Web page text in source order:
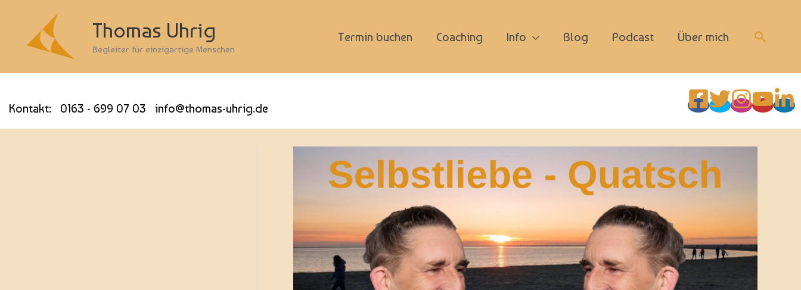
Thomas Uhrig
Begleiter für einzigartige Menschen
Termin buchen Coaching Info Blog Podcast Über mich Suchen
Kontakt: 0163 - 699 07 03 info@thomas-uhrig.de